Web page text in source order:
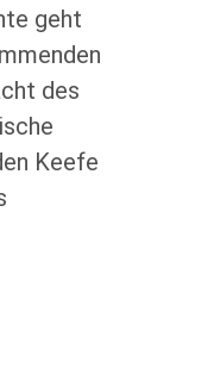
geht
des
Keefe